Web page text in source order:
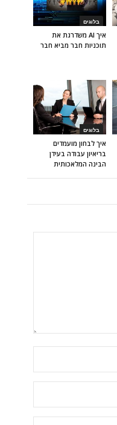
בלוגים
איך AI משדרגת את
תוכניות חבר מביא חבר
בלוגים
איך לבחון מועמדים
בריאיון עבודה בעידן
הבינה המלאכותית